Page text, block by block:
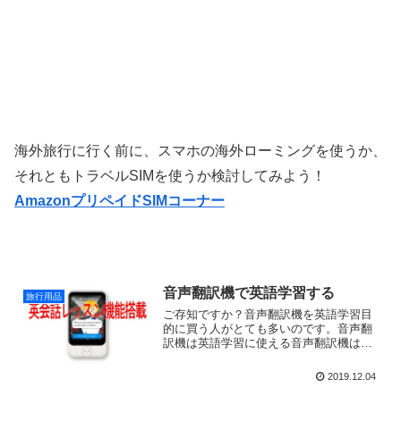
海外旅行に行く前に、スマホの海外ローミングを使うか、
それともトラベルSIMを使うか検討してみよう！
AmazonプリペイドSIMコーナー
旅行用品 音声翻訳機で英語学習する
ご存知ですか？音声翻訳機を英語学習目
的に買う人がとても多いのです。音声翻
訳機は英語学習に使える音声翻訳機は海
思っている以上に翻訳だけでなく英語学
2019.12.04